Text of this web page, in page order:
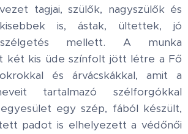
tagjai, szülők, nagyszülők és
is, ástak, ültettek, jó
mellett. A munka
két kis üde színfolt jött létre a Fő
és árvácskákkal, amit a
tartalmazó szélforgókkal
egy szép, fából készült,
padot is elhelyezett a védőnői